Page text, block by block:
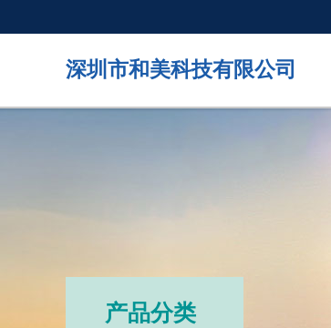
深圳市和美科技有限公司
产品分类